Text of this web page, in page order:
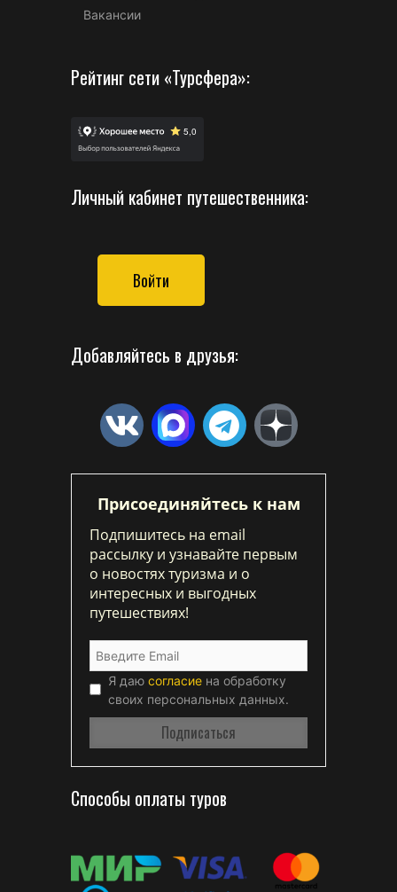
Вакансии
Рейтинг сети «Турсфера»:
Личный кабинет путешественника:
Войти
Добавляйтесь в друзья:
Присоединяйтесь к нам
Подпишитесь на email
рассылку и узнавайте первым
о новостях туризма и о
интересных и выгодных
путешествиях!
Я даю согласие на обработку
своих персональных данных.
Способы оплаты туров